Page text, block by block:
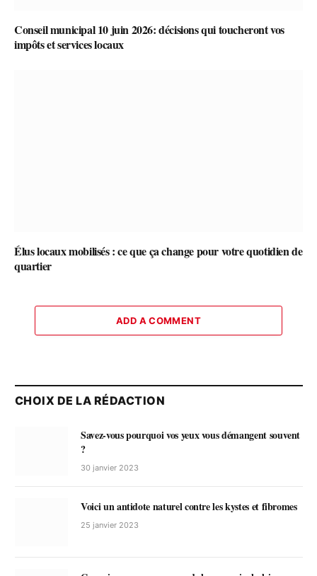
Conseil municipal 10 juin 2026: décisions qui toucheront vos
impôts et services locaux
Élus locaux mobilisés : ce que ça change pour votre quotidien de
quartier
ADD A COMMENT
CHOIX DE LA RÉDACTION
Savez-vous pourquoi vos yeux vous démangent souvent
?
30 janvier 2023
Voici un antidote naturel contre les kystes et fibromes
25 janvier 2023